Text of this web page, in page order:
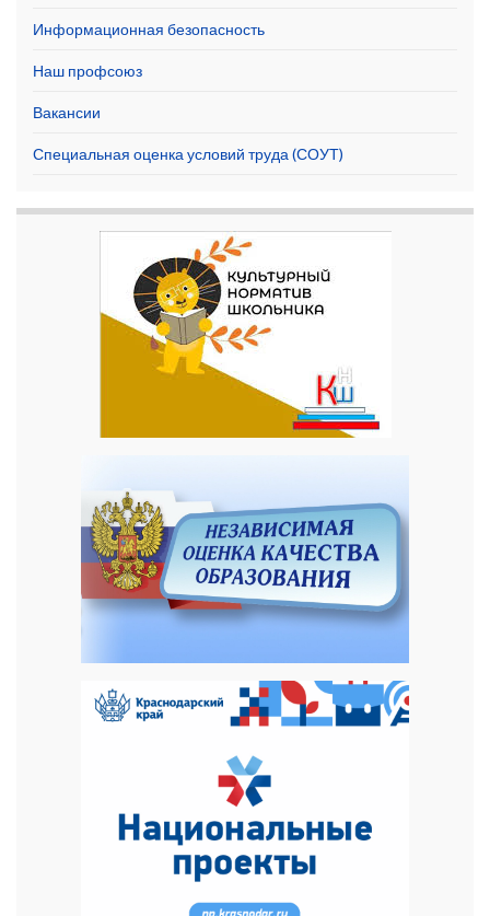
Информационная безопасность
Наш профсоюз
Вакансии
Специальная оценка условий труда (СОУТ)